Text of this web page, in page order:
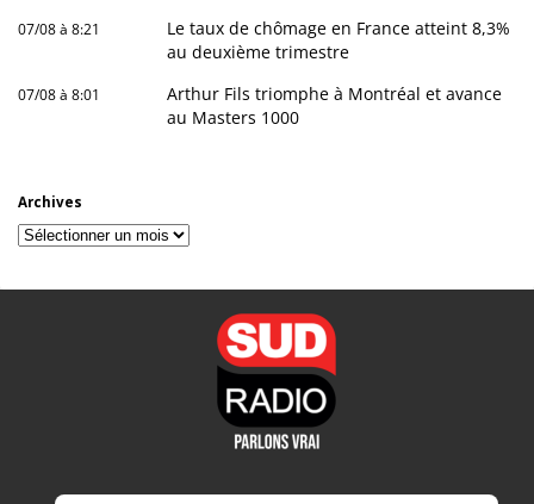
07/08 à 8:21
Le taux de chômage en France atteint 8,3%
au deuxième trimestre
07/08 à 8:01
Arthur Fils triomphe à Montréal et avance
au Masters 1000
Archives
Archives